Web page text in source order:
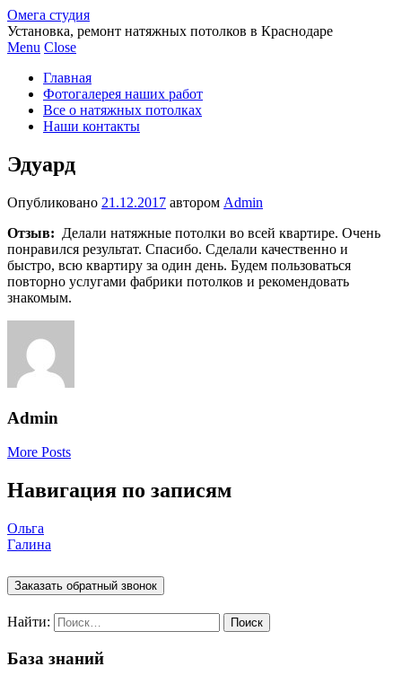
Омега студия
Установка, ремонт натяжных потолков в Краснодаре
Menu Close
Главная
Фотогалерея наших работ
Все о натяжных потолках
Наши контакты
Эдуард
Опубликовано 21.12.2017 автором Admin
Отзыв: Делали натяжные потолки во всей квартире. Очень
понравился результат. Спасибо. Сделали качественно и
быстро, всю квартиру за один день. Будем пользоваться
повторно услугами фабрики потолков и рекомендовать
знакомым.
Admin
More Posts
Навигация по записям
Ольга
Галина
Заказать обратный звонок
Найти:
База знаний